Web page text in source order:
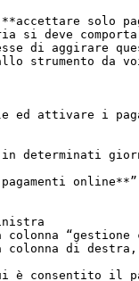
solo
si deve
di aggirare
strumento da
ed attivare i
in determinati
“gestione
di destra,
è consentito il